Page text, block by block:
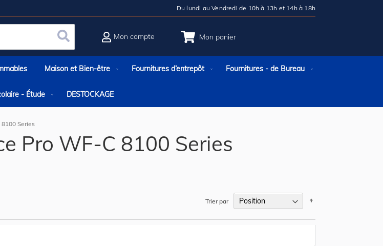
Du lundi au Vendredi de 10h à 13h et 14h à 18h
Mon panier
Rechercher
Mon compte
Maison et Bien-être Fournitures d’entrepôt Fournitures - de Bureau
- Étude DESTOCKAGE
Series
Pro WF-C 8100 Series
Trier par